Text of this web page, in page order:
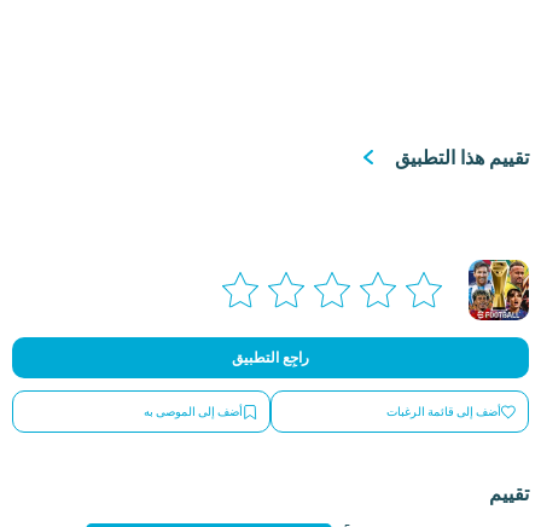
تقييم هذا التطبيق
راجِع التطبيق
أضف إلى قائمة الرغبات أضف إلى الموصى به
تقييم